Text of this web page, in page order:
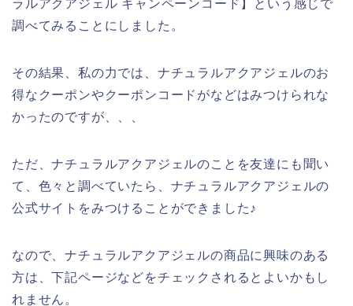
ラルアクアジェル キャンペーンコード】という感じで
調べてみることにしました。
その結果、私の力では、ナチュラルアクアジェルのお
得なクーポンやクーポンコードがなどはみつけられな
かったのですが、、、
ただ、ナチュラルアクアジェルのことを友達にも聞い
て、色々と調べていたら、ナチュラルアクアジェルの
公式サイトをみつけることができました♪
なので、ナチュラルアクアジェルの商品に興味のある
方は、下記ページなどをチェックされるとよいかもし
れません。